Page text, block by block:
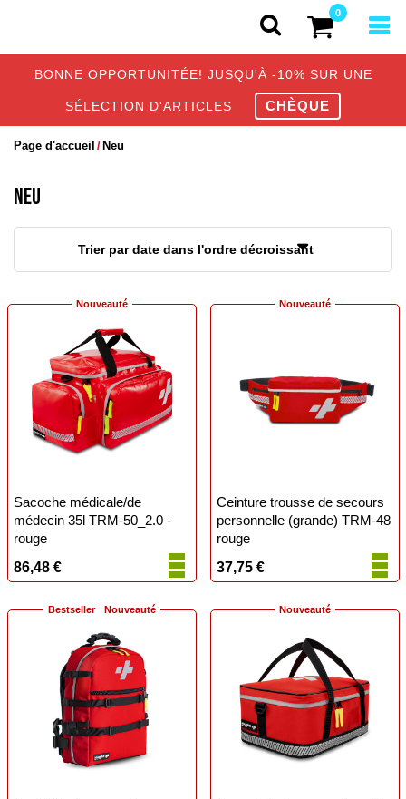
BONNE OPPORTUNITÉE! JUSQU'À -10% SUR UNE
SÉLECTION D'ARTICLES CHÈQUE
0
Page d'accueil Neu
NEU
Trier par date dans l'ordre décroissant
Nouveauté
Sacoche médicale/de
médecin 35l TRM-50_2.0 -
rouge
86,48 €
Nouveauté
Ceinture trousse de secours
personnelle (grande) TRM-48
rouge
37,75 €
Bestseller Nouveauté Nouveauté